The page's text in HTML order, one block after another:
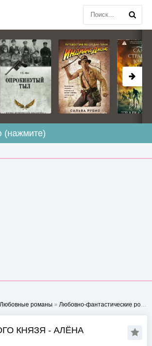
Любовные романы » Любовно-фантастические романы
КНЯЗЯ - АЛЁНА
.COM